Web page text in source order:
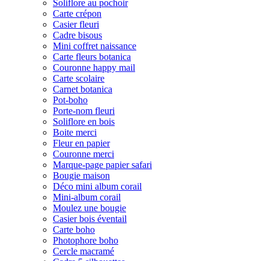
Soliflore au pochoir
Carte crépon
Casier fleuri
Cadre bisous
Mini coffret naissance
Carte fleurs botanica
Couronne happy mail
Carte scolaire
Carnet botanica
Pot-boho
Porte-nom fleuri
Soliflore en bois
Boite merci
Fleur en papier
Couronne merci
Marque-page papier safari
Bougie maison
Déco mini album corail
Mini-album corail
Moulez une bougie
Casier bois éventail
Carte boho
Photophore boho
Cercle macramé